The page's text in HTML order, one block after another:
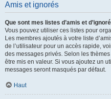
Amis et ignorés
Que sont mes listes d’amis et
Vous pouvez utiliser ces listes pour
Les membres ajoutés à votre liste
de l’utilisateur pour un accès rapide,
des messages privés. Selon les
être mis en valeur. Si vous ajoutez un
messages seront masqués par défaut.
Haut